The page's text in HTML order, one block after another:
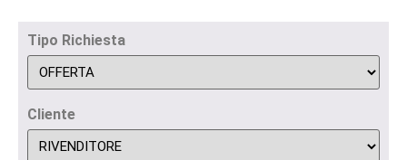
Tipo Richiesta
Cliente